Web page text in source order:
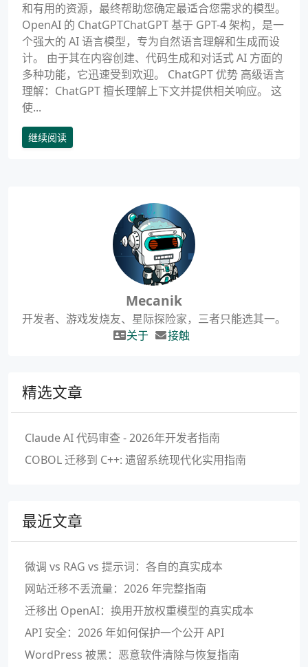
和有用的资源，最终帮助您确定最适合您需求的模型。
OpenAI 的 ChatGPTChatGPT 基于 GPT-4 架构，是一
个强大的 AI 语言模型，专为自然语言理解和生成而设
计。 由于其在内容创建、代码生成和对话式 AI 方面的
多种功能，它迅速受到欢迎。 ChatGPT 优势 高级语言
理解：ChatGPT 擅长理解上下文并提供相关响应。 这
使...
继续阅读
Mecanik
开发者、游戏发烧友、星际探险家，三者只能选其一。
关于
接触
精选文章
Claude AI 代码审查 - 2026年开发者指南
COBOL 迁移到 C++: 遗留系统现代化实用指南
最近文章
微调 vs RAG vs 提示词：各自的真实成本
网站迁移不丢流量：2026 年完整指南
迁移出 OpenAI：换用开放权重模型的真实成本
API 安全：2026 年如何保护一个公开 API
WordPress 被黑：恶意软件清除与恢复指南